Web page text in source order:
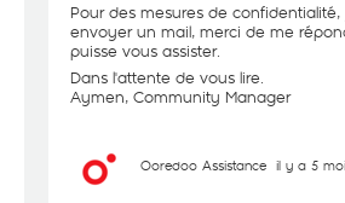
Pour des mesures de
envoyer un mail, merci de me
puisse vous assister.
Dans l'attente de vous lire.
Aymen, Community Manager
Ooredoo Assistance il y a 5